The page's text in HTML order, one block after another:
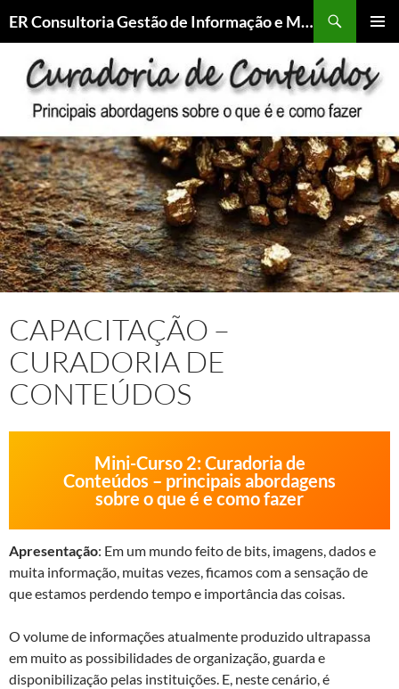
ER Consultoria Gestão de Informação e Memória Institucional
CONTEÚDO
CAPACITAÇÃO –
CURADORIA DE
CONTEÚDOS
Mini-Curso 2: Curadoria de
Conteúdos – principais abordagens
sobre o que é e como fazer
Apresentação: Em um mundo feito de bits, imagens, dados e
muita informação, muitas vezes, ficamos com a sensação de
que estamos perdendo tempo e importância das coisas.
O volume de informações atualmente produzido ultrapassa
em muito as possibilidades de organização, guarda e
disponibilização pelas instituições. E, neste cenário, é